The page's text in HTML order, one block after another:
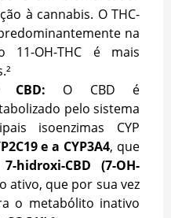
à cannabis. O THC-
na
11-OH-THC é mais
CBD: O CBD é
pelo sistema
isoenzimas CYP
e a CYP3A4, que
7-hidroxi-CBD (7-OH-
ativo, que por sua vez
o metabólito inativo